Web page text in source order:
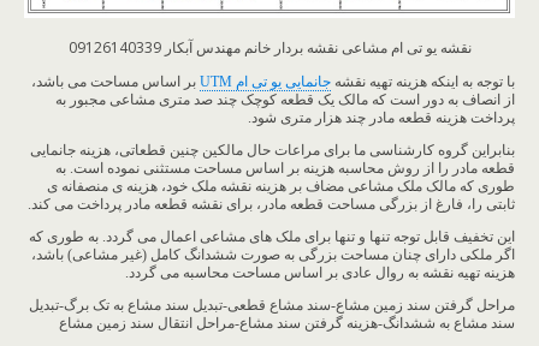
نقشه یو تی ام مشاعی نقشه بردار خانم مهندس آبکار 09126140339
با توجه به اینکه هزینه تهیه نقشه جانمایی یو تی ام UTM
بر اساس مساحت می باشد،
از انصاف به دور است که مالک یک قطعه کوچک چند صد متری مشاعی مجبور به
پرداخت هزینه قطعه مادر چند هزار متری شود.
بنابراین گروه کارشناسی ما برای مراعات حال مالکین چنین قطعاتی، هزینه جانمایی
قطعه مادر را از روش محاسبه هزینه بر اساس مساحت مستثنی نموده است. به
طوری که مالک ملک مشاعی مضاف بر هزینه نقشه ملک خود، هزینه ی منصفانه ی
ثابتی را، فارغ از بزرگی مساحت قطعه مادر، برای نقشه قطعه مادر پرداخت می کند.
این تخفیف قابل توجه تنها و تنها برای ملک های مشاعی اعمال می گردد. به طوری که
اگر ملکی دارای چنان مساحت بزرگی به صورت ششدانگ کامل (غیر مشاعی) باشد،
هزینه تهیه نقشه به روال عادی بر اساس مساحت محاسبه می گردد.
مراحل گرفتن سند زمین مشاع-سند مشاع قطعی-تبدیل سند مشاع به تک برگ-تبدیل
سند مشاع به ششدانگ-هزینه گرفتن سند مشاع-مراحل انتقال سند زمین مشاع